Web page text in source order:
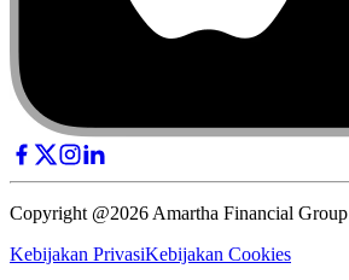
Copyright @2026 Amartha Financial Group
Kebijakan PrivasiKebijakan Cookies